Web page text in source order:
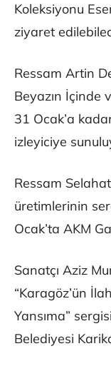
Koleksiyonu
ziyaret
Ressam Artin
Beyazın İçinde
31 Ocak’a
izleyiciye
Ressam
üretimlerinin
Ocak’ta AKM
Sanatçı Aziz
“Karagöz’ün
Yansıma”
Belediyesi